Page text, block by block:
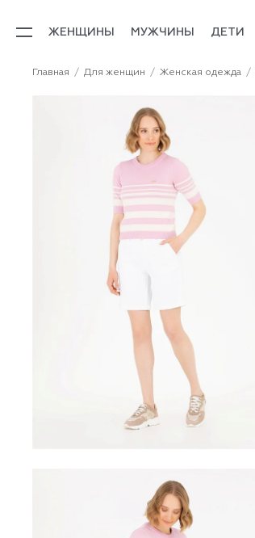
ЖЕНЩИНЫ МУЖЧИНЫ ДЕТИ
Главная Для женщин Женская одежда